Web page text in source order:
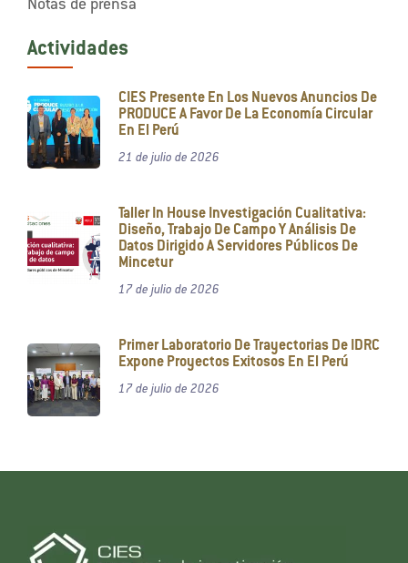
Notas de prensa
Actividades
CIES Presente En Los Nuevos Anuncios De
PRODUCE A Favor De La Economía Circular
En El Perú
21 de julio de 2026
Taller In House Investigación Cualitativa:
Diseño, Trabajo De Campo Y Análisis De
Datos Dirigido A Servidores Públicos De
Mincetur
17 de julio de 2026
Primer Laboratorio De Trayectorias De IDRC
Expone Proyectos Exitosos En El Perú
17 de julio de 2026